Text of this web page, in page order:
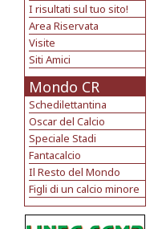
I risultati sul tuo sito!
Area Riservata
Visite
Siti Amici
Mondo CR
Schedilettantina
Oscar del Calcio
Speciale Stadi
Fantacalcio
Il Resto del Mondo
Figli di un calcio minore